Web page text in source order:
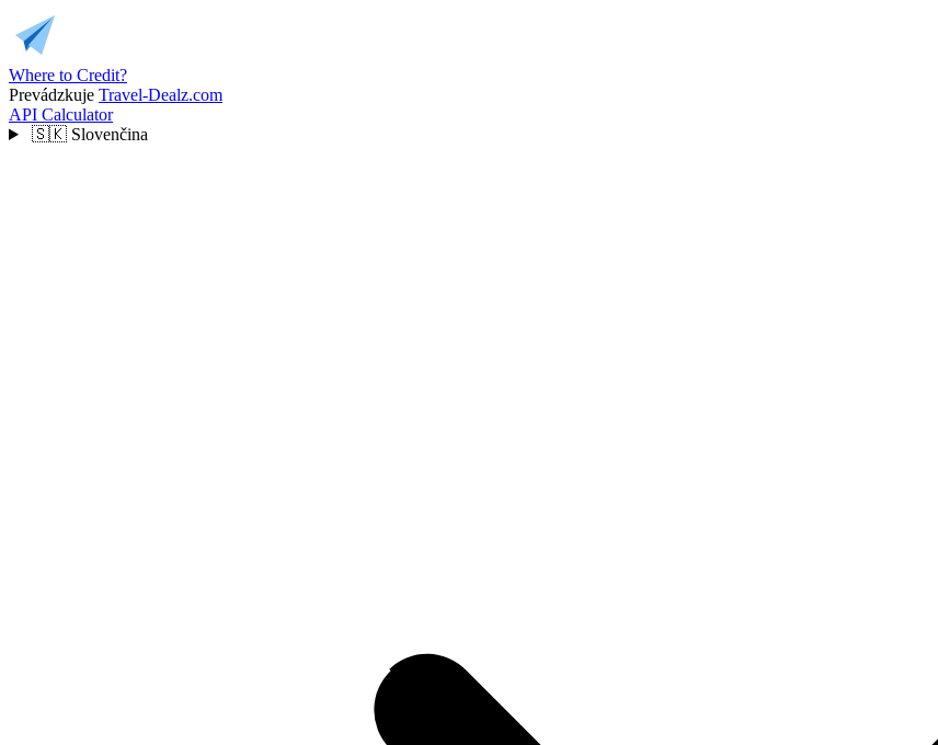
Where to Credit?
Prevádzkuje Travel-Dealz.com
API Calculator
🇸🇰 Slovenčina